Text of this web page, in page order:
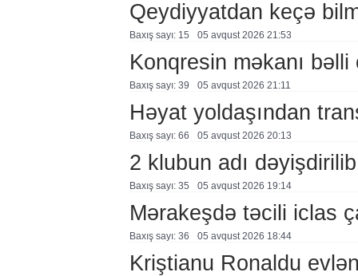
Qeydiyyatdan keçə
Baxış sayı: 15 05 avqust 2026 21:53
Konqresin məkanı bəlli
Baxış sayı: 39 05 avqust 2026 21:11
Həyat yoldaşından
Baxış sayı: 66 05 avqust 2026 20:13
2 klubun adı dəyişdirilib
Baxış sayı: 35 05 avqust 2026 19:14
Mərakeşdə təcili iclas
Baxış sayı: 36 05 avqust 2026 18:44
Kriştianu Ronaldu